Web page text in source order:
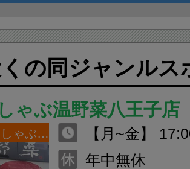
の同ジャンルス
ゃぶ温野菜八王子店
すき焼き・しゃぶしゃぶ
【月~金】
O.23:20） 【
年中無休